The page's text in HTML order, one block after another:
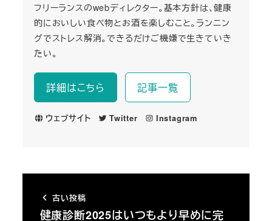
フリーランスのwebディレクター。基本方針は、健康
的においしい食べ物とお酒を楽しむこと。ランニン
グでストレス解消。できるだけご機嫌で生きていき
たい。
詳細はこちら 記事一覧
ウェブサイト Twitter Instagram
古い投稿
健康診断2025はいつもより早めに完